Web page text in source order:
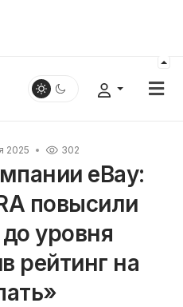
2025 302
eBay:
повысили
уровня
рейтинг на